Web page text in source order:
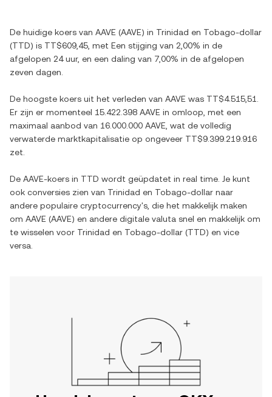
De huidige koers van AAVE (AAVE) in Trinidad en Tobago-dollar
(TTD) is TT$609,45 , met Een stijging van 2,00% in de
afgelopen 24 uur, en een daling van 7,00% in de afgelopen
zeven dagen.
De hoogste koers uit het verleden van AAVE was TT$4.515,51
Er zijn er momenteel 15.422.398 AAVE in omloop, met een
maximaal aanbod van 16.000.000 AAVE , wat de volledig
verwaterde marktkapitalisatie op ongeveer TT$9.399.219.916
zet.
De AAVE-koers in TTD wordt geüpdatet in real time. Je kunt
ook conversies zien van Trinidad en Tobago-dollar naar
andere populaire cryptocurrency's, die het makkelijk maken
om AAVE (AAVE) en andere digitale valuta snel en makkelijk om
te wisselen voor Trinidad en Tobago-dollar (TTD) en vice
versa.